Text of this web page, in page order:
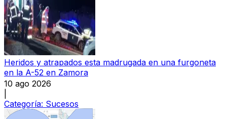
Heridos y atrapados esta madrugada en una furgoneta
en la A-52 en Zamora
10 ago 2026
Categoría: Sucesos